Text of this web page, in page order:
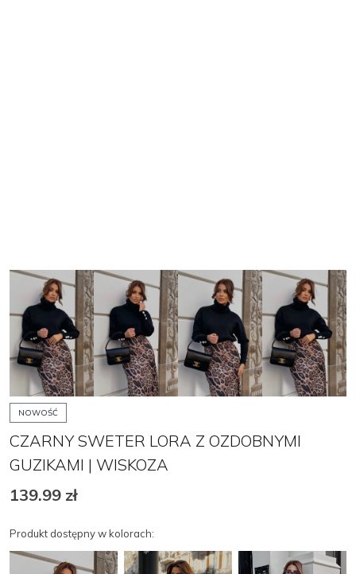
NOWOŚĆ
CZARNY SWETER LORA Z OZDOBNYMI
GUZIKAMI | WISKOZA
139.99 zł
Produkt dostępny w kolorach: